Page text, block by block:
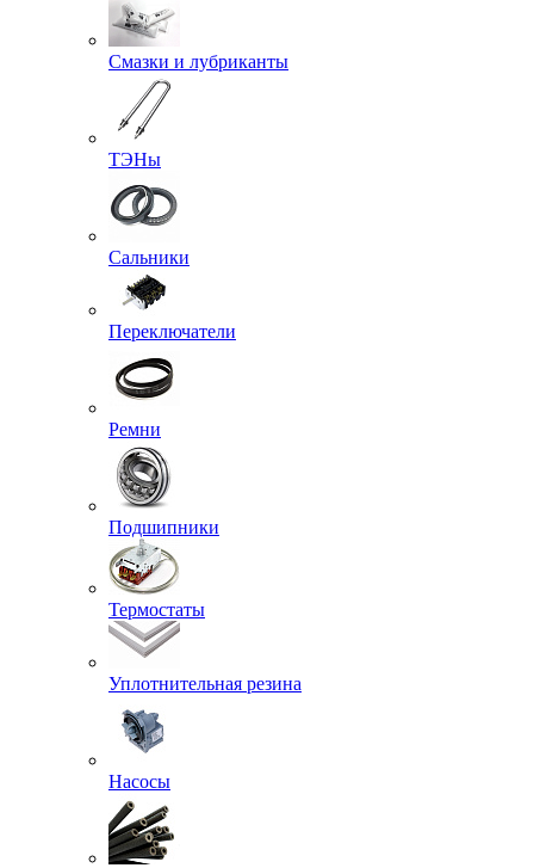
Смазки и лубриканты
ТЭНы
Сальники
Переключатели
Ремни
Подшипники
Термостаты
Уплотнительная резина
Насосы